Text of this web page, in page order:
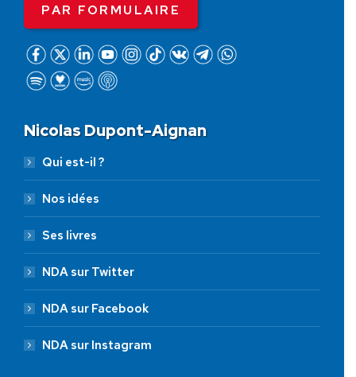
PAR FORMULAIRE
Nicolas Dupont-Aignan
Qui est-il ?
Nos idées
Ses livres
NDA sur Twitter
NDA sur Facebook
NDA sur Instagram